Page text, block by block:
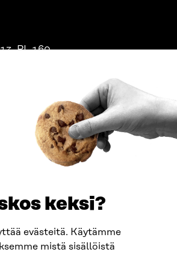
keksi?
evästeitä. Käytämme
mistä sisällöistä
PL 160,
MEDIASSA